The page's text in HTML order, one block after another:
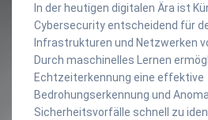
In der heutigen digitalen Ära ist
Cybersecurity entscheidend für
Infrastrukturen und Netzwerken
Durch maschinelles Lernen
Echtzeiterkennung eine effektive
Bedrohungserkennung und
Sicherheitsvorfälle schnell zu